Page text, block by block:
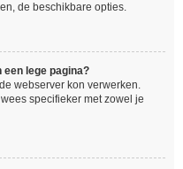
de beschikbare opties.
lege pagina?
webserver kon verwerken.
specifieker met zowel je